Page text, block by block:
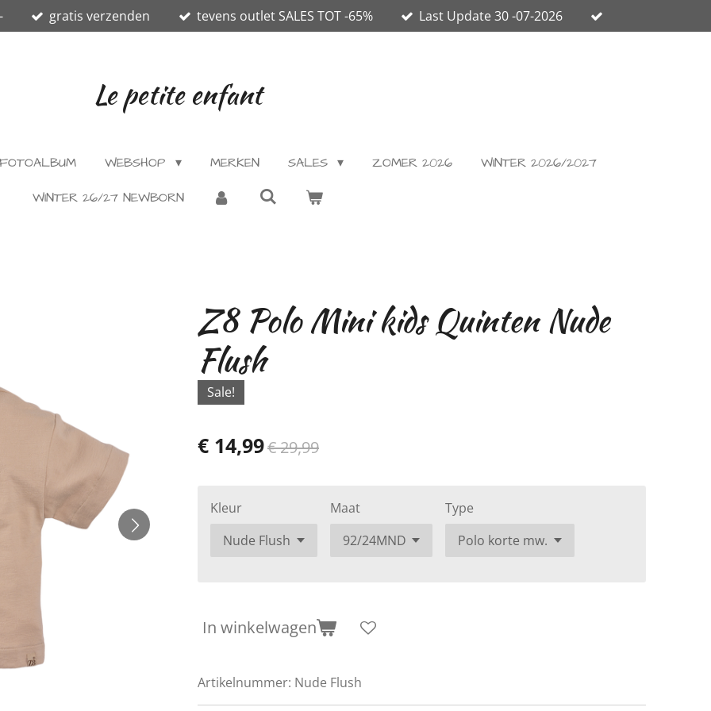
gratis verzenden tevens outlet SALES TOT -65% Last Update 30 -07-2026
Le petite enfant
FOTOALBUM WEBSHOP MERKEN SALES ZOMER 2026
WINTER 2026/2027
WINTER 26/27 NEWBORN
Z8 Polo Mini kids Quinten Nude
Flush
Sale!
€ 14,99€ 29,99
Kleur Maat Type
In winkelwagen
Artikelnummer: Nude Flush